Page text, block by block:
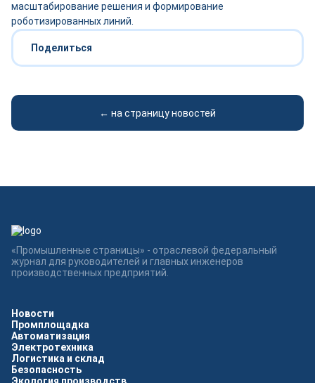
масштабирование решения и формирование
роботизированных линий.
Поделиться
← на страницу новостей
Новости
Промплощадка
Автоматизация
Электротехника
Логистика и склад
Безопасность
«Промышленные страницы» - отраслевой федеральный
журнал для руководителей и главных инженеров
производственных предприятий.